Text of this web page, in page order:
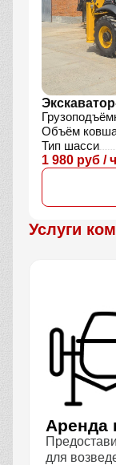
Объём
Тип шасси
1 980 руб /
Услуги
Аренда
для